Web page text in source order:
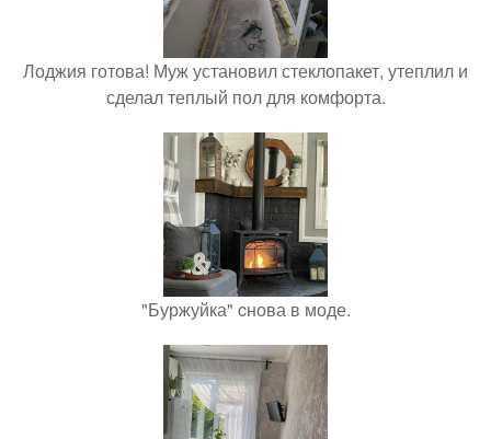
Лоджия готова! Муж установил стеклопакет, утеплил и
сделал теплый пол для комфорта.
"Буржуйка" cнова в моде.